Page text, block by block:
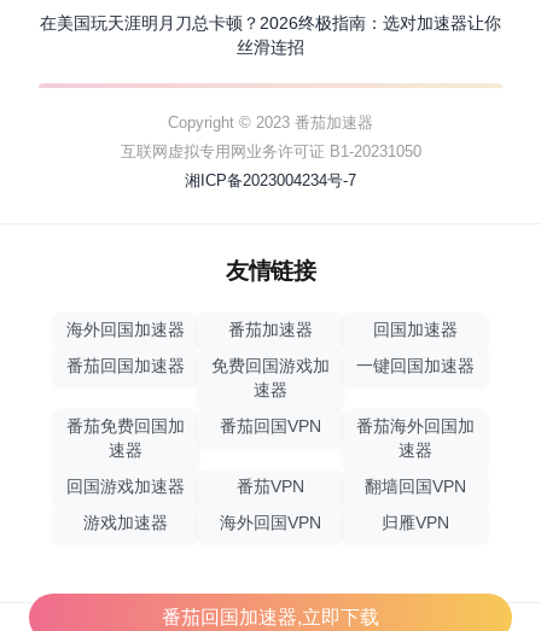
在美国玩天涯明月刀总卡顿？2026终极指南：选对加速器让你
丝滑连招
Copyright © 2023 番茄加速器
互联网虚拟专用网业务许可证 B1-20231050
湘ICP备2023004234号-7
友情链接
海外回国加速器 番茄加速器
回国加速器
番茄回国加速器
免费回国游戏加
速器
一键回国加速器
番茄免费回国加
速器
番茄回国VPN
番茄海外回国加
速器
回国游戏加速器
番茄VPN
翻墙回国VPN
游戏加速器
海外回国VPN 归雁VPN
番茄回国加速器,立即下载